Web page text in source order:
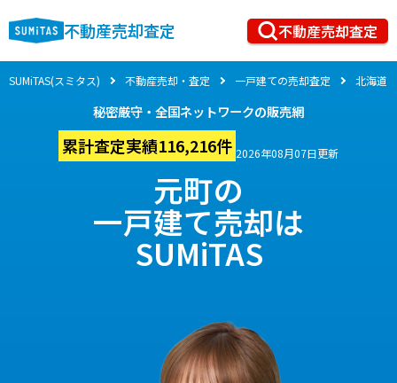
不動産売却査定 不動産売却査定
SUMiTAS(スミタス) 不動産売却・査定 一戸建ての売却査定 北海道
秘密厳守・全国ネットワークの販売網
累計査定実績116,216件 2026年08月07日更新
元町の
一戸建て売却は
SUMiTAS